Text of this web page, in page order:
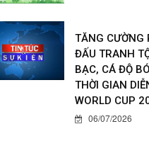
TĂNG CƯỜNG
ĐẤU TRANH
BẠC, CÁ ĐỘ
THỜI GIAN
WORLD CUP
06/07/2026